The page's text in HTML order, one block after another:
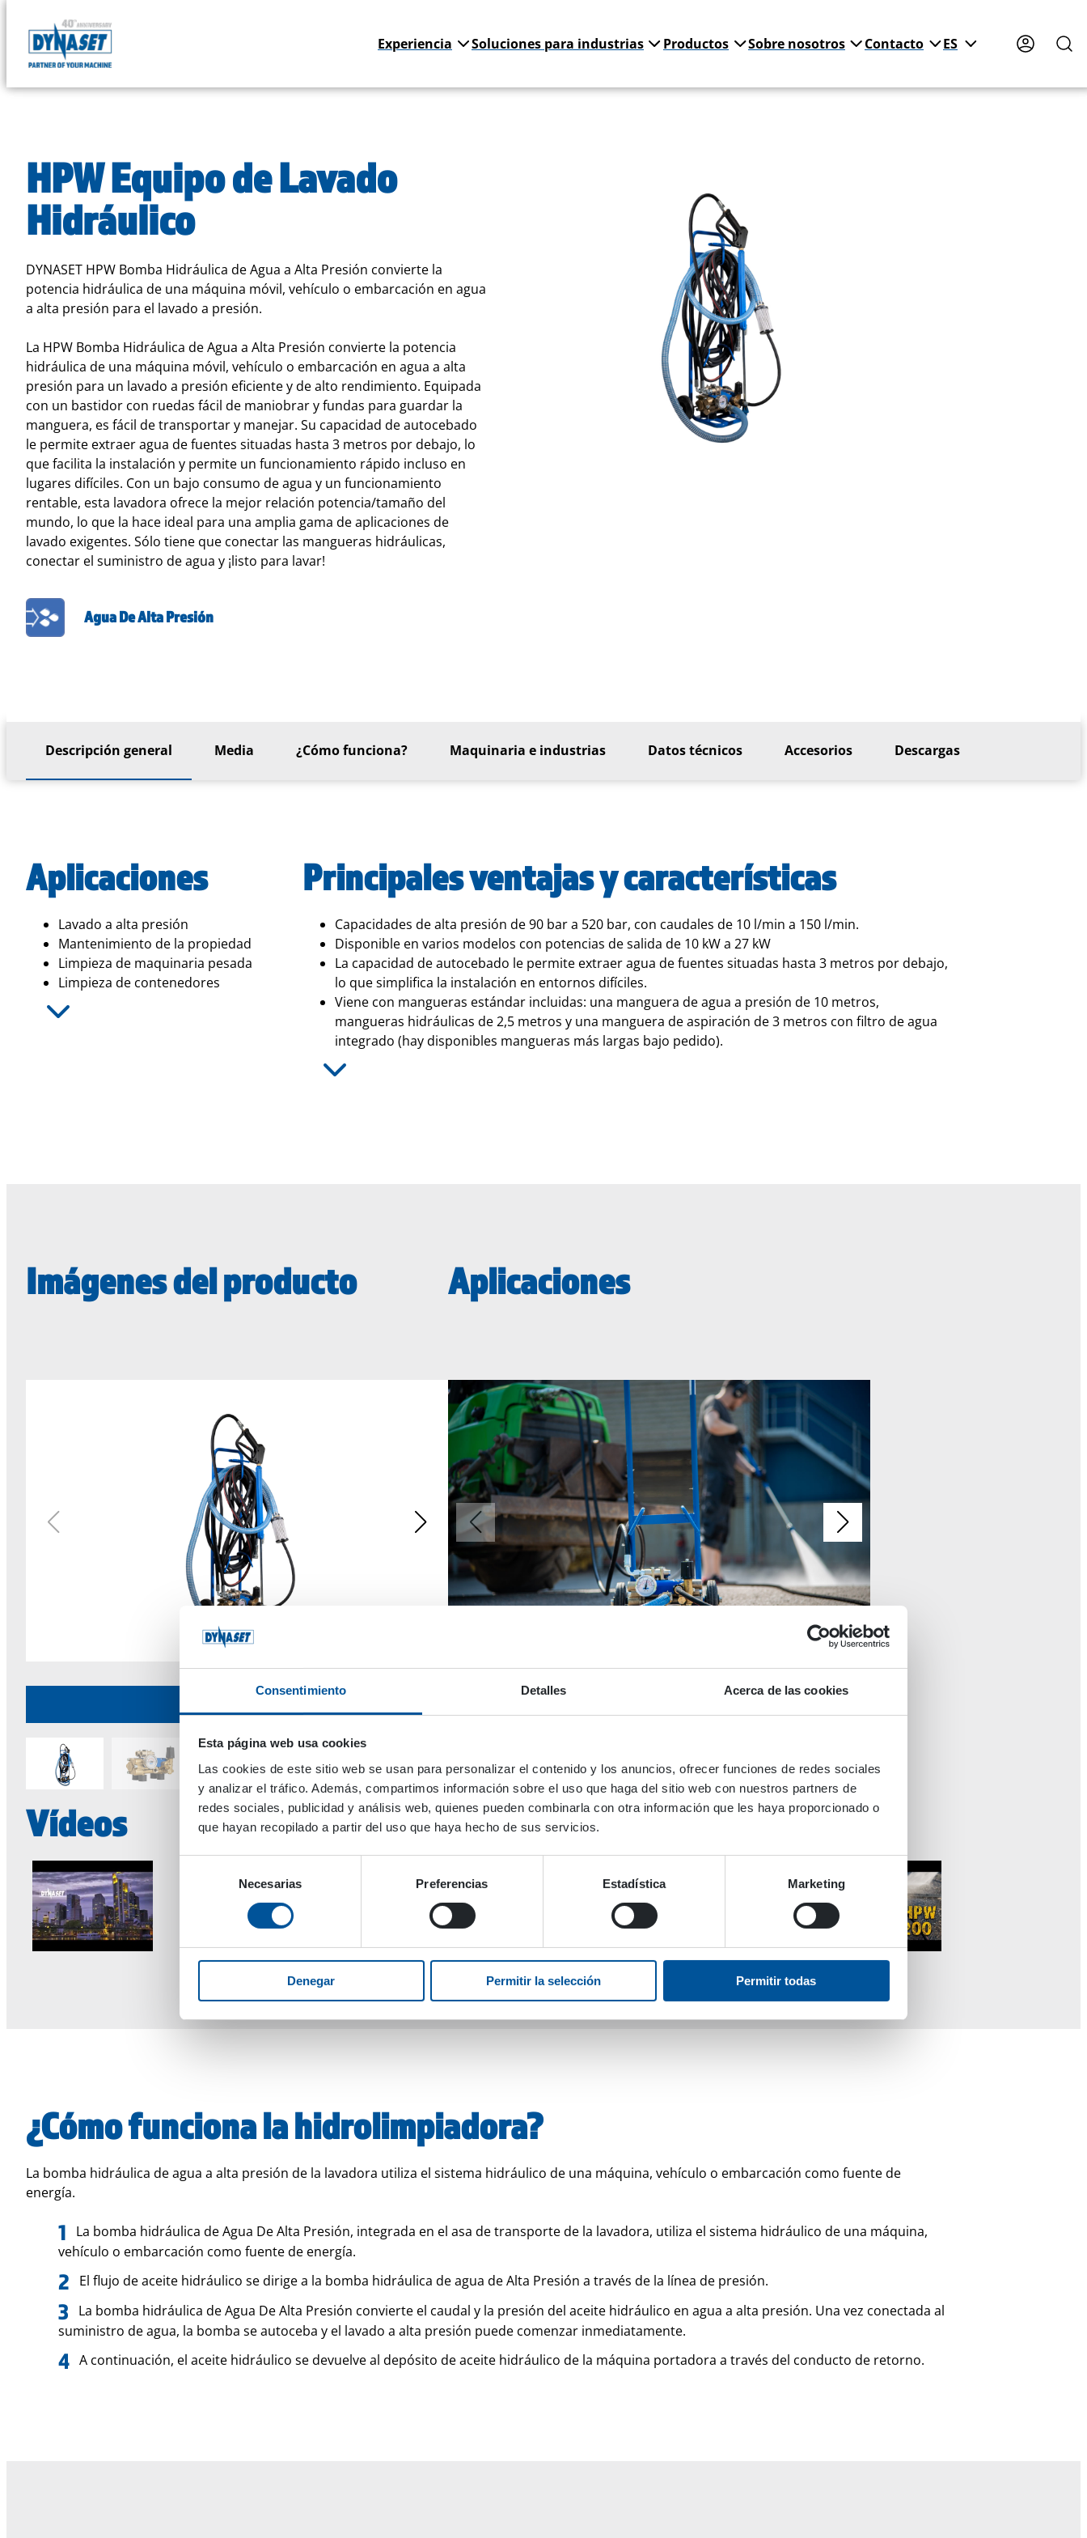
Consentimiento Detalles Acerca de las cookies
Esta página web usa cookies
Las cookies de este sitio web se usan para personalizar el contenido y los anuncios, ofrecer funciones de redes sociales
y analizar el tráfico. Además, compartimos información sobre el uso que haga del sitio web con nuestros partners de
redes sociales, publicidad y análisis web, quienes pueden combinarla con otra información que les haya proporcionado o
que hayan recopilado a partir del uso que haya hecho de sus servicios.
consentimiento
Necesarias Preferencias Estadística Marketing
Denegar Permitir la selección Permitir todas
Skip
DYNASET
by
Experiencia Soluciones para industrias Productos Sobre nosotros Contacto ES
HPW Equipo de Lavado
Hidráulico
DYNASET HPW Bomba Hidráulica de Agua a Alta Presión convierte la
potencia hidráulica de una máquina móvil, vehículo o embarcación en agua
a alta presión para el lavado a presión.
La HPW Bomba Hidráulica de Agua a Alta Presión convierte la potencia
hidráulica de una máquina móvil, vehículo o embarcación en agua a alta
presión para un lavado a presión eficiente y de alto rendimiento. Equipada
con un bastidor con ruedas fácil de maniobrar y fundas para guardar la
manguera, es fácil de transportar y manejar. Su capacidad de autocebado
le permite extraer agua de fuentes situadas hasta 3 metros por debajo, lo
que facilita la instalación y permite un funcionamiento rápido incluso en
lugares difíciles. Con un bajo consumo de agua y un funcionamiento
rentable, esta lavadora ofrece la mejor relación potencia/tamaño del
mundo, lo que la hace ideal para una amplia gama de aplicaciones de
lavado exigentes. Sólo tiene que conectar las mangueras hidráulicas,
conectar el suministro de agua y ¡listo para lavar!
Agua De Alta Presión
Descripción general Media ¿Cómo funciona? Maquinaria e industrias Datos técnicos Accesorios Descargas
Aplicaciones
Lavado a alta presión
Mantenimiento de la propiedad
Limpieza de maquinaria pesada
Limpieza de contenedores
Principales ventajas y características
Capacidades de alta presión de 90 bar a 520 bar, con caudales de 10 l/min a 150 l/min.
Disponible en varios modelos con potencias de salida de 10 kW a 27 kW
La capacidad de autocebado le permite extraer agua de fuentes situadas hasta 3 metros por debajo,
lo que simplifica la instalación en entornos difíciles.
Viene con mangueras estándar incluidas: una manguera de agua a presión de 10 metros,
mangueras hidráulicas de 2,5 metros y una manguera de aspiración de 3 metros con filtro de agua
integrado (hay disponibles mangueras más largas bajo pedido).
Imágenes del producto Aplicaciones
Vídeos
¿Cómo funciona la hidrolimpiadora?
La bomba hidráulica de agua a alta presión de la lavadora utiliza el sistema hidráulico de una máquina, vehículo o embarcación como fuente de
energía.
La bomba hidráulica de Agua De Alta Presión, integrada en el asa de transporte de la lavadora, utiliza el sistema hidráulico de una máquina,
vehículo o embarcación como fuente de energía.
El flujo de aceite hidráulico se dirige a la bomba hidráulica de agua de Alta Presión a través de la línea de presión.
La bomba hidráulica de Agua De Alta Presión convierte el caudal y la presión del aceite hidráulico en agua a alta presión. Una vez conectada al
suministro de agua, la bomba se autoceba y el lavado a alta presión puede comenzar inmediatamente.
A continuación, el aceite hidráulico se devuelve al depósito de aceite hidráulico de la máquina portadora a través del conducto de retorno.